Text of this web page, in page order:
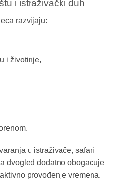
i istraživački duh
razvijaju:
i životinje,
u istraživače, safari
dvogled dodatno obogaćuje
provođenje vremena.